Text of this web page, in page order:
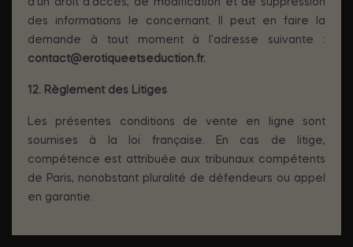
d'un droit d'accès, de modification et de suppression
des informations le concernant. Il peut en faire la
demande à tout moment à l'adresse suivante :
contact@erotiqueetseduction.fr.
12. Règlement des Litiges
Les présentes conditions de vente en ligne sont
soumises à la loi française. En cas de litige,
compétence est attribuée aux tribunaux compétents
de Paris, nonobstant pluralité de défendeurs ou appel
en garantie.